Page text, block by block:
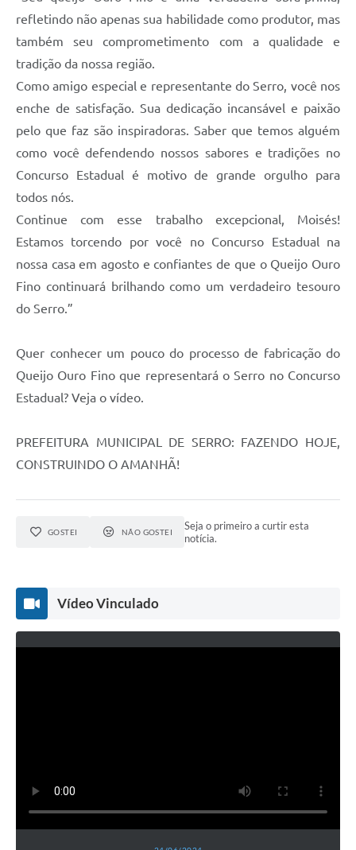
refletindo não apenas sua habilidade como produtor, mas
também seu comprometimento com a qualidade e
tradição da nossa região.
Como amigo especial e representante do Serro, você nos
enche de satisfação. Sua dedicação incansável e paixão
pelo que faz são inspiradoras. Saber que temos alguém
como você defendendo nossos sabores e tradições no
Concurso Estadual é motivo de grande orgulho para
todos nós.
Continue com esse trabalho excepcional, Moisés!
Estamos torcendo por você no Concurso Estadual na
nossa casa em agosto e confiantes de que o Queijo Ouro
Fino continuará brilhando como um verdadeiro tesouro
do Serro.”
Quer conhecer um pouco do processo de fabricação do
Queijo Ouro Fino que representará o Serro no Concurso
Estadual? Veja o vídeo.
PREFEITURA MUNICIPAL DE SERRO: FAZENDO HOJE,
CONSTRUINDO O AMANHÃ!
GOSTEI NÃO GOSTEI
Seja o primeiro a curtir esta
notícia.
Vídeo Vinculado